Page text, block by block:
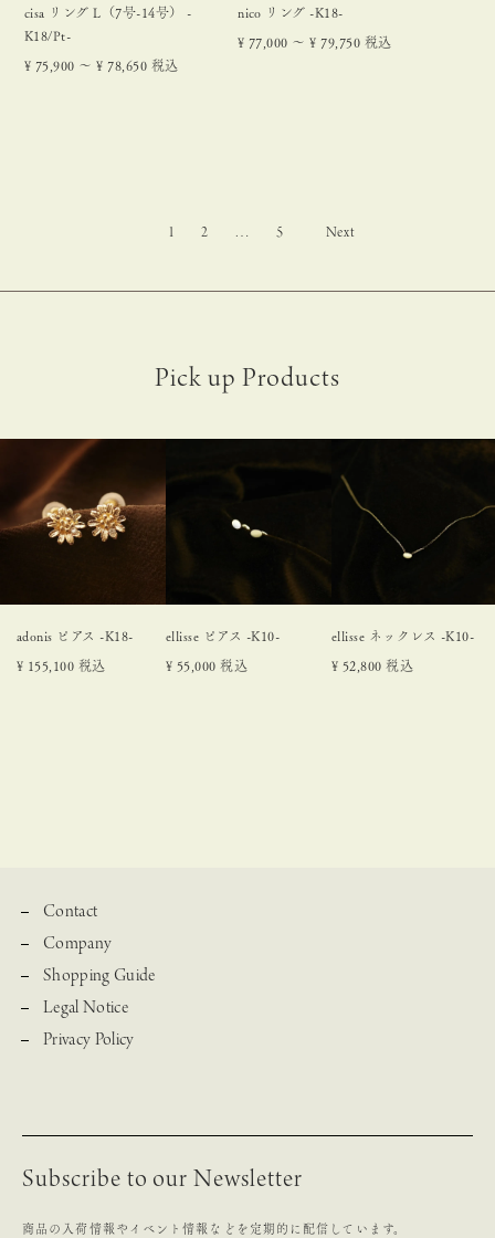
cisa リング L（7号-14号） -
K18/Pt-
¥ 75,900 〜 ¥ 78,650 税込
nico リング -K18-
¥ 77,000 〜 ¥ 79,750 税込
1 2 … 5
adonis ピアス -K18-
¥ 155,100 税込
ellisse ピアス -K10-
¥ 55,000 税込
ellisse ネックレス -K10-
¥ 52,800 税込
Subscribe to our Newsletter
商品の入荷情報やイベント情報などを定期的に配信しています。
Contact
Company
Shopping Guide
Legal Notice
Privacy Policy